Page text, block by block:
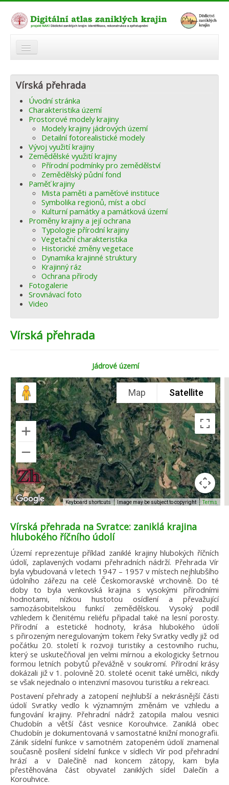
Modelová území
Zaniklé krajiny
Odkazy
Fórum
Autoři
Vírská přehrada
Úvodní stránka
Charakteristika území
Prostorové modely krajiny
Modely krajiny jádrových území
Detailní fotorealistické modely
Vývoj využití krajiny
Zemědělské využití krajiny
Přírodní podmínky pro zemědělství
Zemědělský půdní fond
Paměť krajiny
Mista paměti a paměťové instituce
Symbolika regionů, míst a obcí
Kulturní památky a památková území
Proměny krajiny a její ochrana
Typologie přírodní krajiny
Vegetační charakteristika
Historické změny vegetace
Dynamika krajinné struktury
Krajinný ráz
Ochrana přírody
Fotogalerie
Srovnávací foto
Video
Vírská přehrada
Jádrové území
Map Satellite
Keyboard shortcuts Image may be subject to copyright Terms
Vírská přehrada na Svratce: zaniklá krajina
hlubokého říčního údolí
Území reprezentuje příklad zaniklé krajiny hlubokých říčních
údolí, zaplavených vodami přehradních nádrží. Přehrada Vír
byla vybudovaná v letech 1947 – 1957 v místech nejhlubšího
údolního zářezu na celé Českomoravské vrchovině. Do té
doby to byla venkovská krajina s vysokými přírodními
hodnotami, nízkou hustotou osídlení a převažující
samozásobitelskou funkcí zemědělskou. Vysoký podíl
vzhledem k členitému reliéfu připadal také na lesní porosty.
Přírodní a estetické hodnoty, krása hlubokého údolí
s přirozeným neregulovaným tokem řeky Svratky vedly již od
počátku 20. století k rozvoji turistiky a cestovního ruchu,
který se uskutečňoval jen velmi mírnou a ekologicky šetrnou
formou letních pobytů převážně v soukromí. Přírodní krásy
dokázali již v 1. polovině 20. stoleté ocenit také umělci, nikdy
se však nejednalo o intenzivní masovou turistiku a rekreaci.
Postavení přehrady a zatopení nejhlubší a nekrásnější části
údolí Svratky vedlo k významným změnám ve vzhledu a
fungování krajiny. Přehradní nádrž zatopila malou vesnici
Chudobín a větší část vesnice Korouhvice. Zaniklá obec
Chudobín je dokumentovaná v samostatné knižní monografii.
Zánik sídelní funkce v samotném zatopeném údolí znamenal
současně posílení sídelní funkce v sídlech Vír pod přehradní
hrází a v Dalečíně nad koncem zátopy, kam byla
přestěhována část obyvatel zaniklých sídel Dalečín a
Korouhvice.